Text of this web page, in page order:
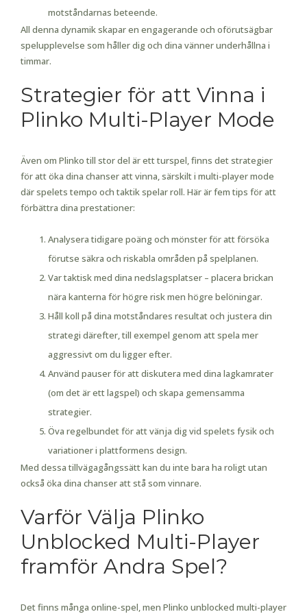
motståndarnas beteende.
All denna dynamik skapar en engagerande och oförutsägbar
spelupplevelse som håller dig och dina vänner underhållna i
timmar.
Strategier för att Vinna i
Plinko Multi-Player Mode
Även om Plinko till stor del är ett turspel, finns det strategier
för att öka dina chanser att vinna, särskilt i multi-player mode
där spelets tempo och taktik spelar roll. Här är fem tips för att
förbättra dina prestationer:
Analysera tidigare poäng och mönster för att försöka
förutse säkra och riskabla områden på spelplanen.
Var taktisk med dina nedslagsplatser – placera brickan
nära kanterna för högre risk men högre belöningar.
Håll koll på dina motståndares resultat och justera din
strategi därefter, till exempel genom att spela mer
aggressivt om du ligger efter.
Använd pauser för att diskutera med dina lagkamrater
(om det är ett lagspel) och skapa gemensamma
strategier.
Öva regelbundet för att vänja dig vid spelets fysik och
variationer i plattformens design.
Med dessa tillvägagångssätt kan du inte bara ha roligt utan
också öka dina chanser att stå som vinnare.
Varför Välja Plinko
Unblocked Multi-Player
framför Andra Spel?
Det finns många online-spel, men Plinko unblocked multi-player